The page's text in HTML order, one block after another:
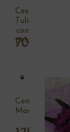
Cesta
Tulipan
con
peluche
70,00
Centro
Margaritas